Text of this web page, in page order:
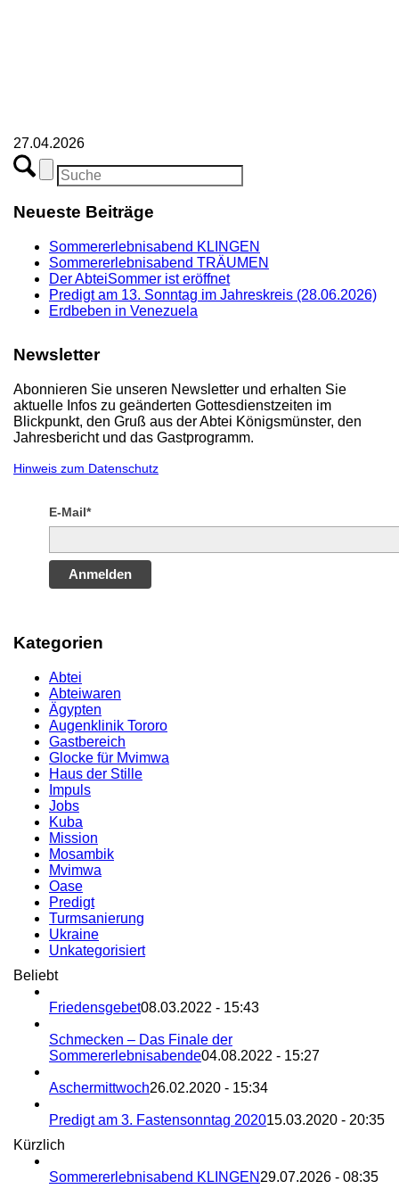
27.04.2026
Neueste Beiträge
Sommererlebnisabend KLINGEN
Sommererlebnisabend TRÄUMEN
Der AbteiSommer ist eröffnet
Predigt am 13. Sonntag im Jahreskreis (28.06.2026)
Erdbeben in Venezuela
Newsletter
Abonnieren Sie unseren Newsletter und erhalten Sie
aktuelle Infos zu geänderten Gottesdienstzeiten im
Blickpunkt, den Gruß aus der Abtei Königsmünster, den
Jahresbericht und das Gastprogramm.
Hinweis zum Datenschutz
E-Mail*
Anmelden
Kategorien
Abtei
Abteiwaren
Ägypten
Augenklinik Tororo
Gastbereich
Glocke für Mvimwa
Haus der Stille
Impuls
Jobs
Kuba
Mission
Mosambik
Mvimwa
Oase
Predigt
Turmsanierung
Ukraine
Unkategorisiert
Beliebt
Friedensgebet08.03.2022 - 15:43
Schmecken – Das Finale der
Sommererlebnisabende04.08.2022 - 15:27
Aschermittwoch26.02.2020 - 15:34
Predigt am 3. Fastensonntag 202015.03.2020 - 20:35
Kürzlich
Sommererlebnisabend KLINGEN 29.07.2026 - 08:35